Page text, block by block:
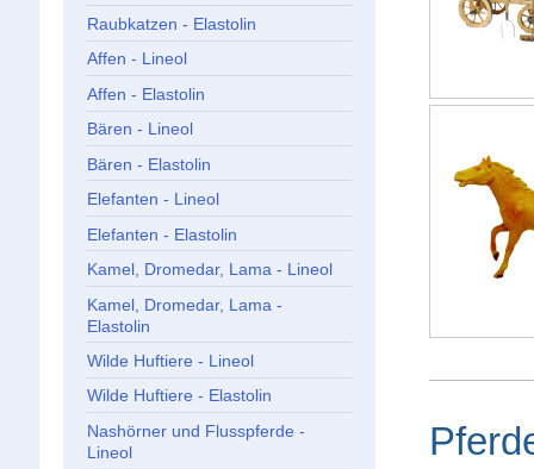
Raubkatzen - Elastolin
Affen - Lineol
Affen - Elastolin
Bären - Lineol
Bären - Elastolin
Elefanten - Lineol
Elefanten - Elastolin
Kamel, Dromedar, Lama - Lineol
Kamel, Dromedar, Lama -
Elastolin
Wilde Huftiere - Lineol
Wilde Huftiere - Elastolin
Nashörner und Flusspferde -
Lineol